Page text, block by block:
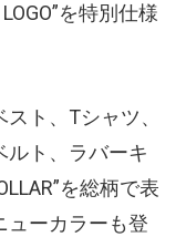
LOGO”を特別仕様
ト、Tシャツ、
ルト、ラバーキ
を総柄で表
ューカラーも登